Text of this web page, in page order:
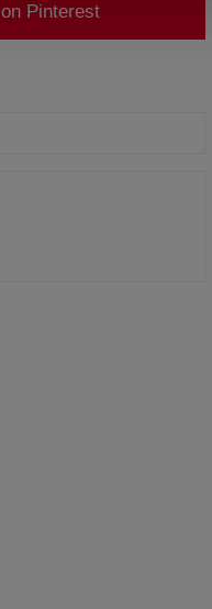
on Pinterest